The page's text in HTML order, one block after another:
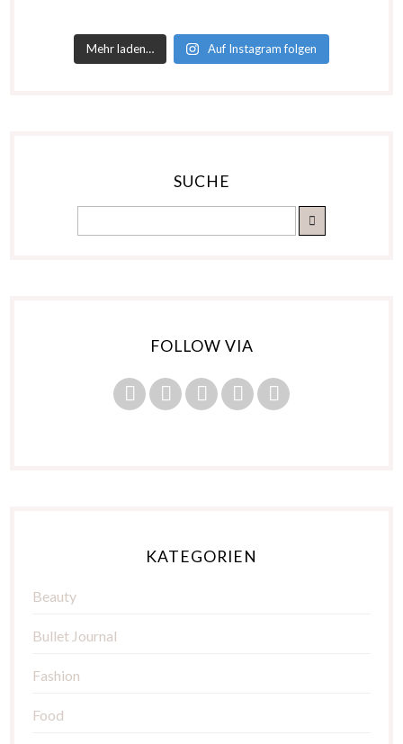
Mehr laden… Auf Instagram folgen
SUCHE
FOLLOW VIA
KATEGORIEN
Beauty
Bullet Journal
Fashion
Food